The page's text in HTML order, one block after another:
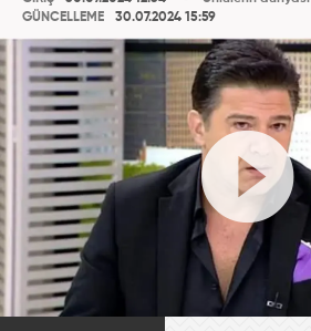
GÜNCELLEME
30.07.2024 15:59